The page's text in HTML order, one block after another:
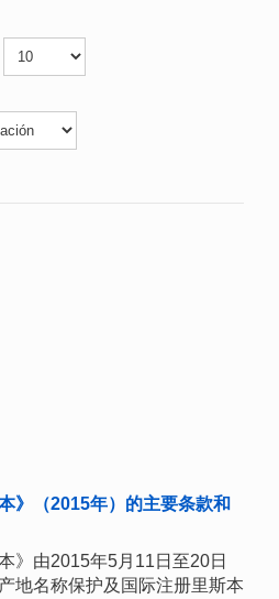
》（2015年）的主要条款和
》由2015年5月11日至20日
地名称保护及国际注册里斯本